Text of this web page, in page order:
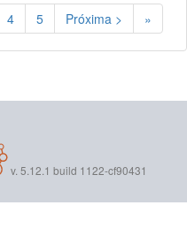
4 5 Próxima > »
v. 5.12.1 build 1122-cf90431